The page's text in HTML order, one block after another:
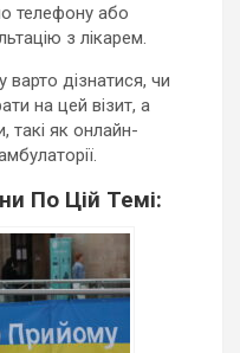
телефону або
з лікарем.
дізнатися, чи
на цей візит, а
такі як онлайн-
По Цій Темі: